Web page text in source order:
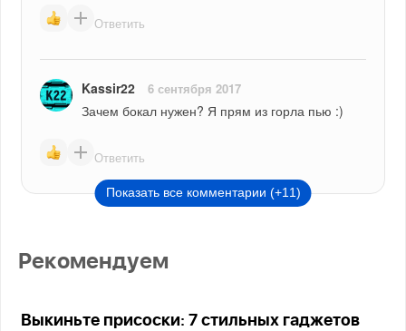
Ответить
Kassir22 6 сентября 2017
Зачем бокал нужен? Я прям из горла пью :)
Ответить
Показать все комментарии (+11)
Рекомендуем
Выкиньте присоски: 7 стильных гаджетов